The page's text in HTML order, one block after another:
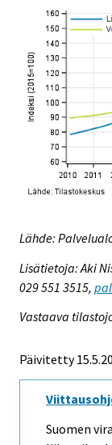
Lähde:
Lisätietoja: Aki
029 551 3515,
Vastaava
Päivitetty
Suomen